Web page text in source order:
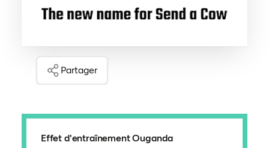
Partager
Effet d'entraînement Ouganda